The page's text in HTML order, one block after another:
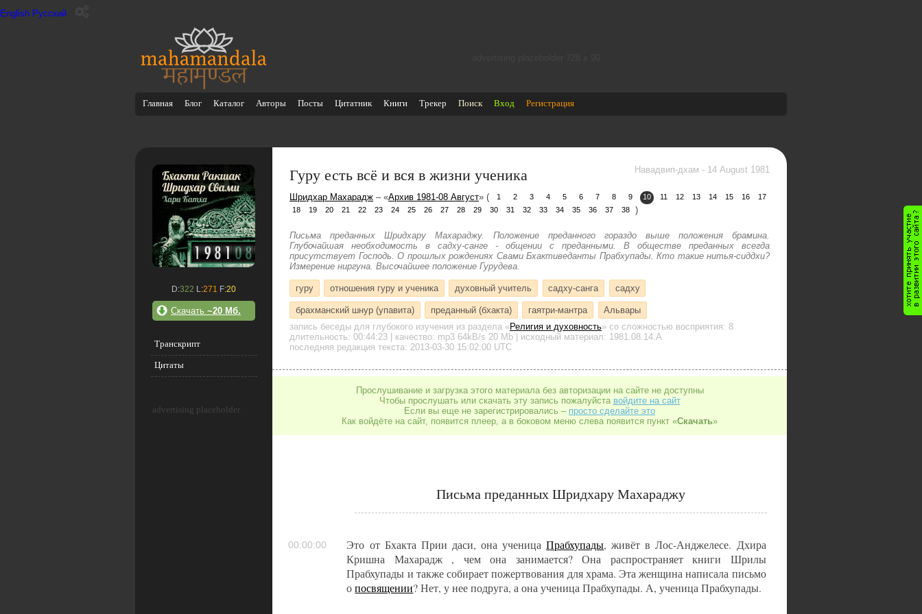
English Русский
Главная Блог Каталог Авторы Посты Цитатник Книги Трекер Поиск Вход Регистрация
D:322 L:271 F:20
Скачать ~20 Мб.
Транскрипт
Цитаты
advertising placeholder
Гуру есть всё и вся в жизни ученика Навадвип-дхам - 14 August 1981
Шридхар Махарадж – «Архив 1981-08 Август» ( 1 2 3 4 5 6 7 8 9 10 11 12 13 14 15 16
17
18
19 20 21 22 23 24 25 26 27 28 29 30 31 32 33 34 35 36 37 38 )
Письма преданных Шридхару Махараджу. Положение преданного гораздо выше положения брамина.
Глубочайшая необходимость в садху-санге - общении с преданными. В обществе преданных всегда
присутствует Господь. О прошлых рождениях Свами Бхактиведанты Прабхупады. Кто такие нитья-сиддхи?
Измерение ниргуна. Высочайшее положение Гурудева.
гуру отношения гуру и ученика духовный учитель садху-санга садху
брахманский шнур (упавита) преданный (бхакта) гаятри-мантра
Альвары
запись беседы для глубокого изучения из раздела «Религия и духовность» со сложностью восприятия: 8
длительность: 00:44:23 | качество: mp3 64kB/s 20 Mb | исходный материал: 1981.08.14.A
последняя редакция текста: 2013-03-30 15:02:00 UTC
Прослушивание и загрузка этого материала без авторизации на сайте не доступны
Чтобы прослушать или скачать эту запись пожалуйста войдите на сайт
Если вы еще не зарегистрировались – просто сделайте это
Как войдёте на сайт, появится плеер, а в боковом меню слева появится пункт «Скачать»
Письма преданных Шридхару Махараджу
00:00:00 Это от Бхакта Прии даси, она ученицаПрабхупады, живёт в Лос-Анджелесе. Дхира
Кришна Махарадж , чем она занимается? Она распространяет книги Шрилы
Прабхупады и также собирает пожертвования для храма. Эта женщина написала письмо
опосвящении? Нет, у нее подруга, а она ученица Прабхупады. А, ученица Прабхупады.